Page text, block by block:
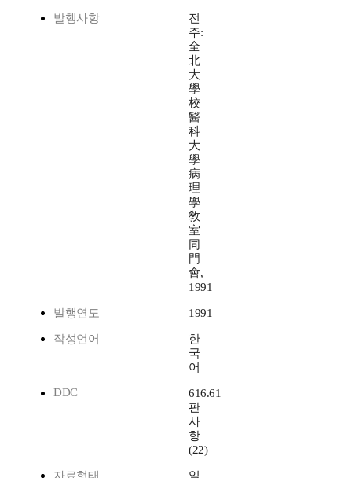
발행사항
전
주:
全
北
大
學
校
醫
科
大
學
病
理
學
敎
室
同
門
會,
1991
발행연도 1991
작성언어
한
국
어
DDC
616.61
판
사
항
(22)